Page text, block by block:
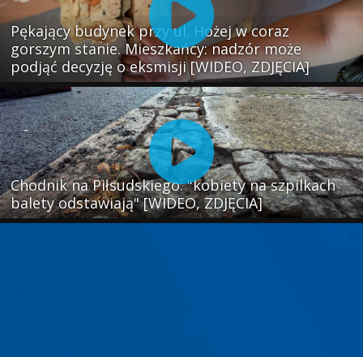
Pękający budynek przy ul. Hożej w coraz
gorszym stanie. Mieszkańcy: nadzór może
podjąć decyzję o eksmisji [WIDEO, ZDJĘCIA]
Chodnik na Piłsudskiego: "kobiety na szpilkach
balety odstawiają" [WIDEO, ZDJĘCIA]